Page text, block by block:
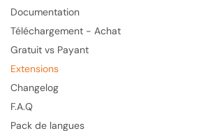
Documentation
Téléchargement - Achat
Gratuit vs Payant
Extensions
Changelog
F.A.Q
Pack de langues